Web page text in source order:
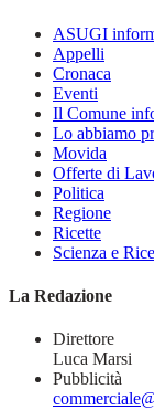
ASUGI
Appelli
Cronaca
Eventi
Il Comune
Lo abbiamo
Movida
Offerte di
Politica
Regione
Ricette
Scienza e
La Redazione
Direttore
Luca Marsi
Pubblicità